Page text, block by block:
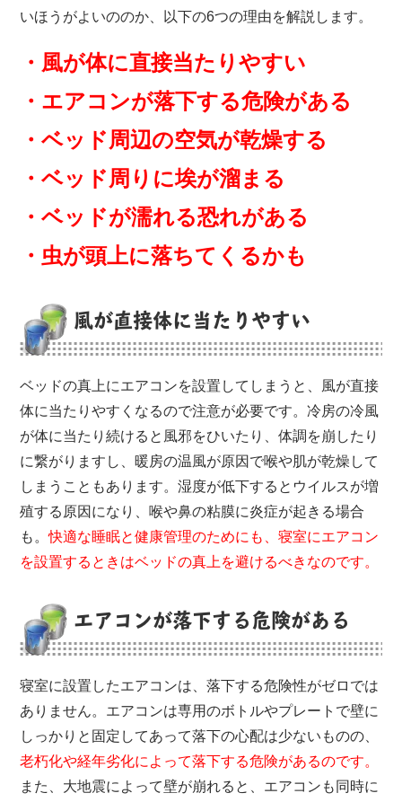
いほうがよいののか、以下の6つの理由を解説します。
・風が体に直接当たりやすい
・エアコンが落下する危険がある
・ベッド周辺の空気が乾燥する
・ベッド周りに埃が溜まる
・ベッドが濡れる恐れがある
・虫が頭上に落ちてくるかも
風が直接体に当たりやすい
ベッドの真上にエアコンを設置してしまうと、風が直接
体に当たりやすくなるので注意が必要です。冷房の冷風
が体に当たり続けると風邪をひいたり、体調を崩したり
に繋がりますし、暖房の温風が原因で喉や肌が乾燥して
しまうこともあります。湿度が低下するとウイルスが増
殖する原因になり、喉や鼻の粘膜に炎症が起きる場合
も。快適な睡眠と健康管理のためにも、寝室にエアコン
を設置するときはベッドの真上を避けるべきなのです。
エアコンが落下する危険がある
寝室に設置したエアコンは、落下する危険性がゼロでは
ありません。エアコンは専用のボトルやプレートで壁に
しっかりと固定してあって落下の心配は少ないものの、
老朽化や経年劣化によって落下する危険があるのです。
また、大地震によって壁が崩れると、エアコンも同時に